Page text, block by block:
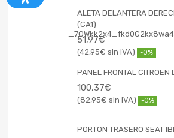
ALETA DELANTERA
(CA1)
51,97€
42,95€ -0%
PANEL FRONTAL
100,37€
82,95€ -0%
PORTON TRASERO SEAT